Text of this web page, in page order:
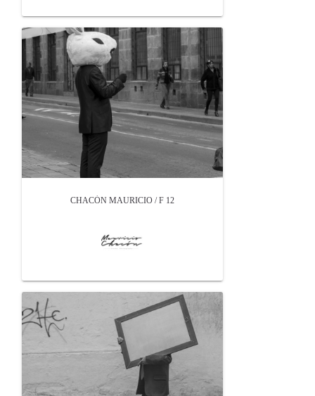
CHACÓN MAURICIO / F 12